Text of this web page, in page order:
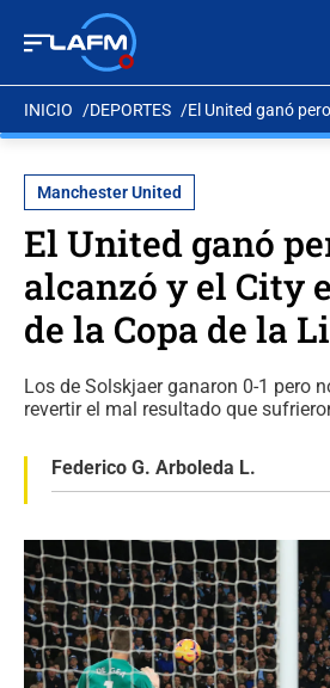
INICIO DEPORTES El United ganó
Manchester United
El United ganó
alcanzó y el City
de la Copa de la
Los de Solskjaer ganaron 0-1 pero
revertir el mal resultado que
Federico G. Arboleda L.